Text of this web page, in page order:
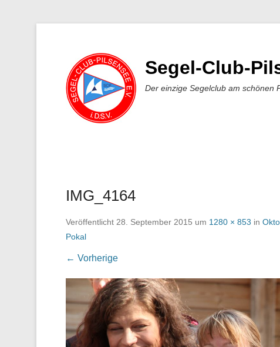
Segel-Club-
Der einzige Segelclub am schönen
IMG_4164
Veröffentlicht 28. September 2015 um 1280 × 853 in
Pokal
← Vorherige